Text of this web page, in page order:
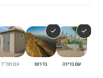
עם בריכה בדרום עם ממ"ד